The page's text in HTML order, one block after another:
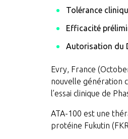
Tolérance
Efficacité
Autorisation du
Evry, France
nouvelle génération
l’essai clinique de
ATA-100 est une
protéine Fukutin